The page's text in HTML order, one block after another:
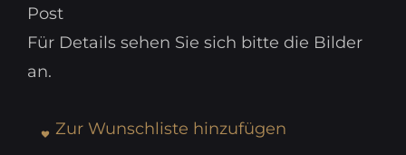
Post
Für Details sehen Sie sich bitte die Bilder
an.
Zur Wunschliste hinzufügen